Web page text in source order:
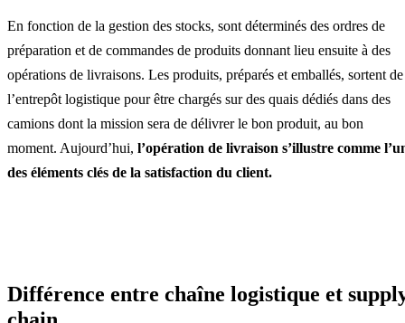
En fonction de la gestion des stocks, sont déterminés des ordres de
préparation et de commandes de produits donnant lieu ensuite à des
opérations de livraisons. Les produits, préparés et emballés, sortent de
l’entrepôt logistique pour être chargés sur des quais dédiés dans des
camions dont la mission sera de délivrer le bon produit, au bon
moment. Aujourd’hui, l’opération de livraison s’illustre comme
des éléments clés de la satisfaction du client.
Différence entre chaîne logistique et